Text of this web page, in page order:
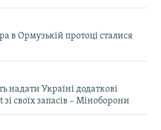
в Ормузькій протоці сталися
надати Україні додаткові
своїх запасів – Міноборони